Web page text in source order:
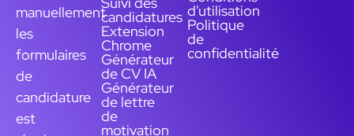
manuellement
les
formulaires
de
candidature
est
candidatures
Extension
Chrome
Générateur
de CV IA
Générateur
de lettre
de
motivation
d'utilisation
Politique
de
confidentialité